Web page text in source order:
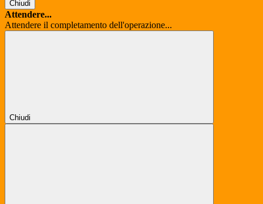
Chiudi
Attendere...
Attendere il completamento dell'operazione...
Chiudi